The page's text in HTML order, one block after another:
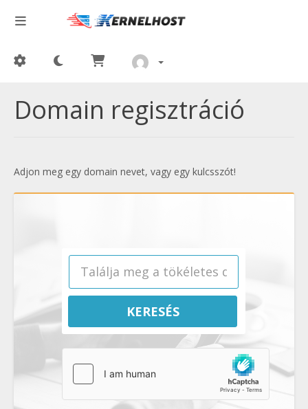
Domain regisztráció
Adjon meg egy domain nevet, vagy egy kulcsszót!
KERESÉS